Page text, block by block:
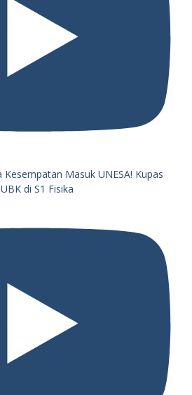
Masuk UNESA! Kupas
di S1 Fisika